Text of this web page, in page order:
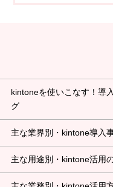
kintoneを使いこなす！導
グ
主な業界別・kintone導入
主な用途別・kintone活用